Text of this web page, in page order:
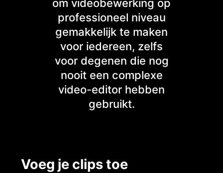
om videobewerking op
professioneel niveau
gemakkelijk te maken
voor iedereen, zelfs
voor degenen die nog
nooit een complexe
video-editor hebben
gebruikt.
Voeg je clips toe